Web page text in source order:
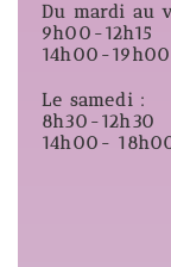
Du mardi au
9h00-12h15
14h00-19h00
Le samedi :
8h30-12h30
14h00-